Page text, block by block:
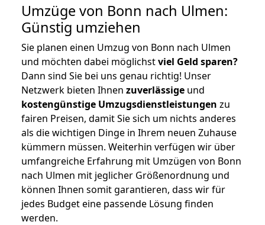
Umzüge von Bonn nach Ulmen:
Günstig umziehen
Sie planen einen Umzug von Bonn nach Ulmen
und möchten dabei möglichstviel Geld sparen?
Dann sind Sie bei uns genau richtig! Unser
Netzwerk bieten Ihnen zuverlässige und
kostengünstige Umzugsdienstleistungen zu
fairen Preisen, damit Sie sich um nichts anderes
als die wichtigen Dinge in Ihrem neuen Zuhause
kümmern müssen. Weiterhin verfügen wir über
umfangreiche Erfahrung mit Umzügen von Bonn
nach Ulmen mit jeglicher Größenordnung und
können Ihnen somit garantieren, dass wir für
jedes Budget eine passende Lösung finden
werden.